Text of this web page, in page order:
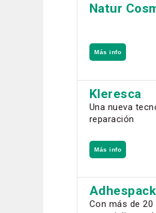
Natur
Más info
Kleresca
Una nueva
reparación
Más info
Adhespack
Con más de 20